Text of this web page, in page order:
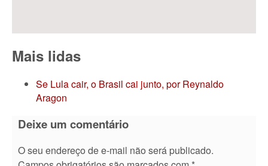
Mais lidas
Se Lula cair, o Brasil cai junto, por Reynaldo
Aragon
Deixe um comentário
O seu endereço de e-mail não será publicado.